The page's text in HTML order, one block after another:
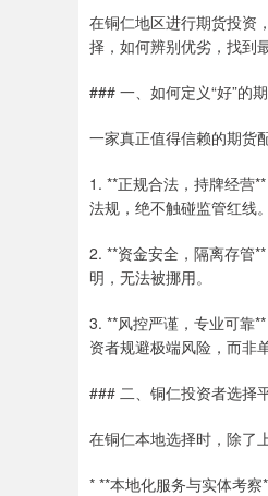
在铜仁地区进行期货投资
择，如何辨别优劣，找到
### 一、如何定义“好”的
一家真正值得信赖的期货
1. **正规合法，持牌经营
法规，绝不触碰监管红线。
2. **资金安全，隔离存管
明，无法被挪用。
3. **风控严谨，专业可靠
资者规避极端风险，而非
### 二、铜仁投资者选择
在铜仁本地选择时，除了
* **本地化服务与实体考